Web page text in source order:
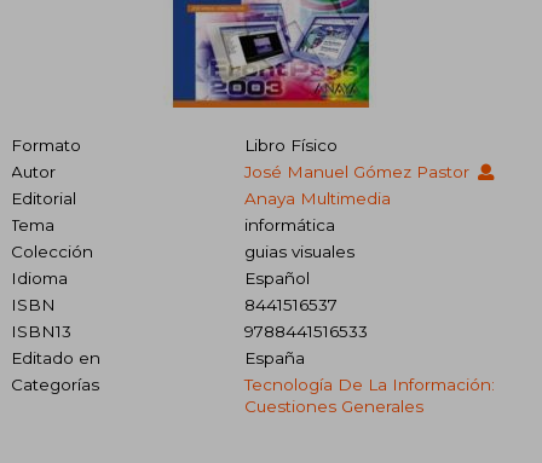
Formato
Libro Físico
Autor
José Manuel Gómez Pastor
Editorial
Anaya Multimedia
Tema
informática
Colección
guias visuales
Idioma
Español
ISBN
8441516537
ISBN13
9788441516533
Editado en
España
Categorías
Tecnología De La Información:
Cuestiones Generales